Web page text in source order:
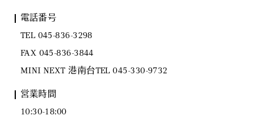
電話番号
TEL 045-836-3298
FAX 045-836-3844
MINI NEXT 港南台TEL 045-330-9732
営業時間
10:30-18:00